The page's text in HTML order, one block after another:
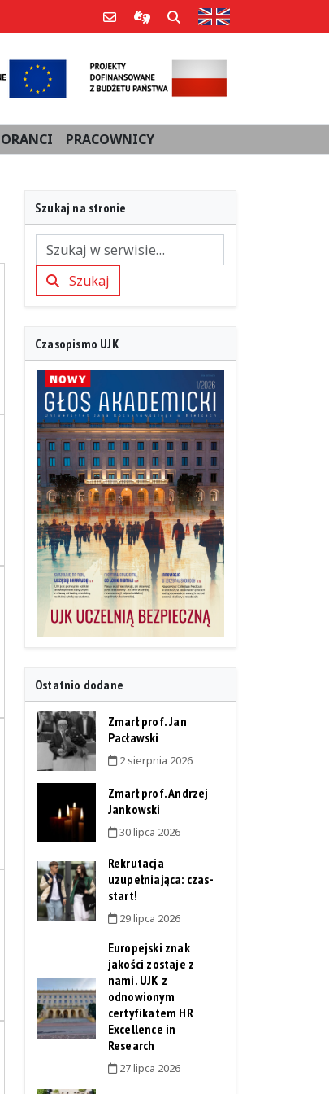
Poczta e-mailInformacje dla użytkowników
Szukaj Strona w języku
PRACOWNICY
Szukaj na stronie
SzukajSzukaj
Czasopismo UJK
Ostatnio dodane
Zmarł prof. Jan
Pacławski
2 sierpnia 2026
Zmarł prof. Andrzej
Jankowski
30 lipca 2026
Rekrutacja
uzupełniająca: czas-
start!
29 lipca 2026
Europejski znak
jakości zostaje z
nami. UJK z
odnowionym
certyfikatem HR
Excellence in
Research
27 lipca 2026